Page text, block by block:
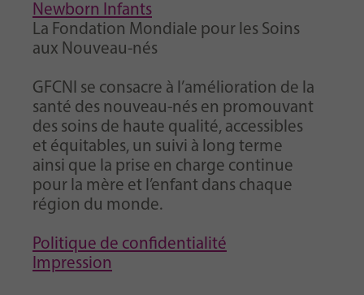
Newborn Infants
La Fondation Mondiale pour les Soins
aux Nouveau-nés
GFCNI se consacre à l’amélioration de la
santé des nouveau-nés en promouvant
des soins de haute qualité, accessibles
et équitables, un suivi à long terme
ainsi que la prise en charge continue
pour la mère et l’enfant dans chaque
région du monde.
Politique de confidentialité
Impression